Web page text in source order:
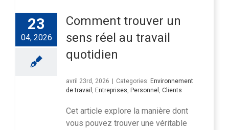
23
04, 2026
Comment trouver un
sens réel au travail
quotidien
avril 23rd, 2026 Categories: Environnement
de travail , Entreprises, Personnel , Clients
Cet article explore la manière dont
vous pouvez trouver une véritable